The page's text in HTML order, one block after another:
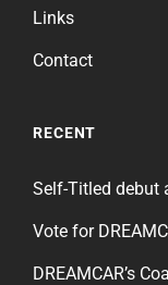
Links
Contact
RECENT
Self-Titled debut
Vote for
DREAMCAR’s